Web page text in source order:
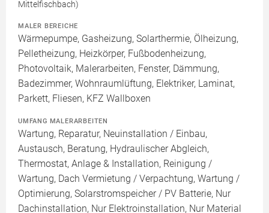
Mittelfischbach)
MALER BEREICHE
Wärmepumpe, Gasheizung, Solarthermie, Ölheizung,
Pelletheizung, Heizkörper, Fußbodenheizung,
Photovoltaik, Malerarbeiten, Fenster, Dämmung,
Badezimmer, Wohnraumlüftung, Elektriker, Laminat,
Parkett, Fliesen, KFZ Wallboxen
UMFANG MALERARBEITEN
Wartung, Reparatur, Neuinstallation / Einbau,
Austausch, Beratung, Hydraulischer Abgleich,
Thermostat, Anlage & Installation, Reinigung /
Wartung, Dach Vermietung / Verpachtung, Wartung /
Optimierung, Solarstromspeicher / PV Batterie, Nur
Dachinstallation, Nur Elektroinstallation, Nur Material